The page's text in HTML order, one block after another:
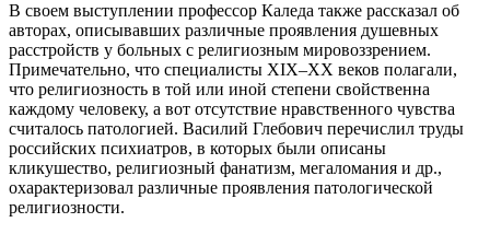
В своем выступлении профессор Каледа также рассказал об
авторах, описывавших различные проявления душевных
расстройств у больных с религиозным мировоззрением.
Примечательно, что специалисты ХIX–ХХ веков полагали,
что религиозность в той или иной степени свойственна
каждому человеку, а вот отсутствие нравственного чувства
считалось патологией. Василий Глебович перечислил труды
российских психиатров, в которых были описаны
кликушество, религиозный фанатизм, мегаломания и др.,
охарактеризовал различные проявления патологической
религиозности.